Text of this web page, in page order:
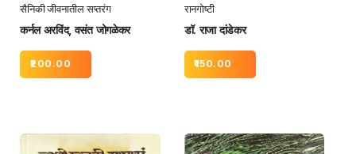
सैनिकी जीवनातील सप्तरंग
कर्नल अरविंद, वसंत जोगळेकर
200.00
रानगोष्टी
डॉ. राजा दांडेकर
150.00